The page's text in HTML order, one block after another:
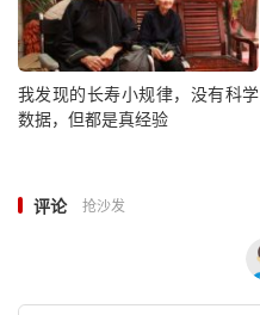
我发现的长寿小规律，没有科学
数据，但都是真经验
评论 抢沙发